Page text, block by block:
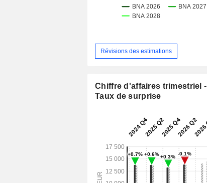
Révisions des estimations
Chiffre d'affaires trimestriel -
Taux de surprise